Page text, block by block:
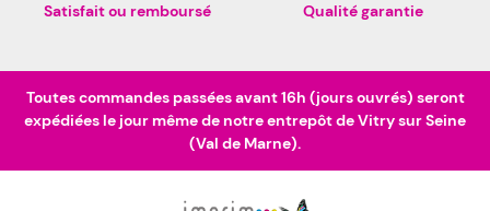
Satisfait ou remboursé Qualité garantie
Toutes commandes passées avant 16h (jours ouvrés) seront
expédiées le jour même de notre entrepôt de Vitry sur Seine
(Val de Marne).